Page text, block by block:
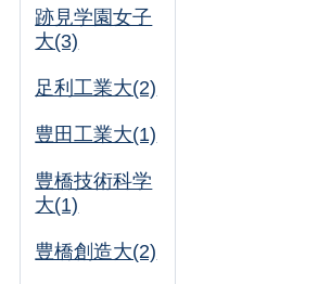
跡見学園女子
大(3)
足利工業大(2)
豊田工業大(1)
豊橋技術科学
大(1)
豊橋創造大(2)